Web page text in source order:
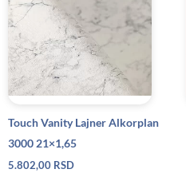
Touch Vanity Lajner Alkorplan
3000 21×1,65
5.802,00 RSD